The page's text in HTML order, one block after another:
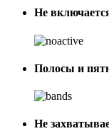
Не
Полосы и
Не